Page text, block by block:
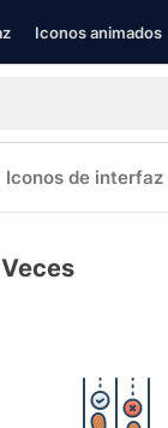
Iconos animados
Iconos de interfaz